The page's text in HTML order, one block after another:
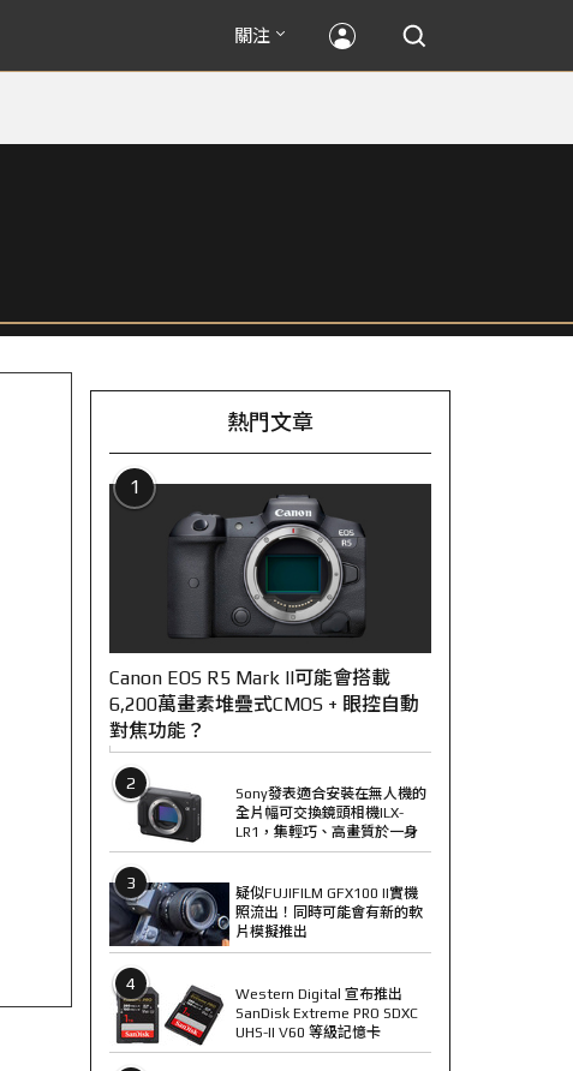
關注
熱門文章
1
Canon EOS R5 Mark II可能會搭載
6,200萬畫素堆疊式CMOS + 眼控自動
對焦功能？
2
Sony發表適合安裝在無人機的
全片幅可交換鏡頭相機ILX-
LR1，集輕巧、高畫質於一身
3
疑似FUJIFILM GFX100 II實機
照流出！同時可能會有新的軟
片模擬推出
4
Western Digital 宣布推出
SanDisk Extreme PRO SDXC
UHS-II V60 等級記憶卡